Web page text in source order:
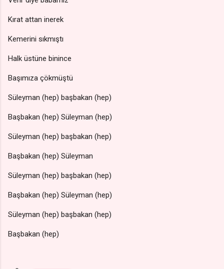
Kırat attan inerek
Kemerini sıkmıştı
Halk üstüne binince
Başımıza çökmüştü
Süleyman (hep) başbakan (hep)
Başbakan (hep) Süleyman (hep)
Süleyman (hep) başbakan (hep)
Başbakan (hep) Süleyman
Süleyman (hep) başbakan (hep)
Başbakan (hep) Süleyman (hep)
Süleyman (hep) başbakan (hep)
Başbakan (hep)